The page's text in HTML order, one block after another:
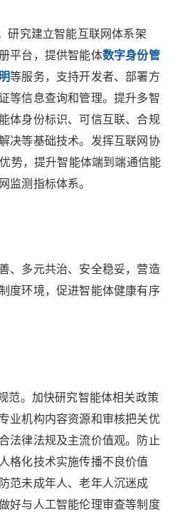
研究建立智能互联网体系架
平台，提供智能体数字身份管
等服务，支持开发者、部署方
等信息查询和管理。提升多智
体身份标识、可信互联、合规
决等基础技术。发挥互联网协
势，提升智能体端到端通信能
监测指标体系。
、多元共治、安全稳妥，营造
度环境，促进智能体健康有序
范。加快研究智能体相关政策
业机构内容资源和审核把关优
法律法规及主流价值观。防止
格化技术实施传播不良价值
范未成年人、老年人沉迷成
好与人工智能伦理审查等制度